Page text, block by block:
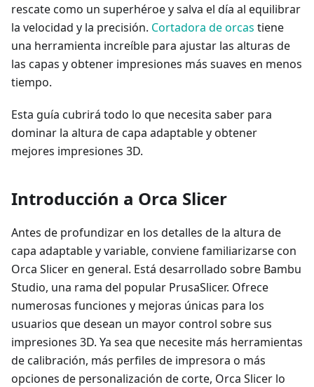
rescate como un superhéroe y salva el día al equilibrar
la velocidad y la precisión. Cortadora de orcas tiene
una herramienta increíble para ajustar las alturas de
las capas y obtener impresiones más suaves en menos
tiempo.
Esta guía cubrirá todo lo que necesita saber para
dominar la altura de capa adaptable y obtener
mejores impresiones 3D.
Introducción a Orca Slicer
Antes de profundizar en los detalles de la altura de
capa adaptable y variable, conviene familiarizarse con
Orca Slicer en general. Está desarrollado sobre Bambu
Studio, una rama del popular PrusaSlicer. Ofrece
numerosas funciones y mejoras únicas para los
usuarios que desean un mayor control sobre sus
impresiones 3D. Ya sea que necesite más herramientas
de calibración, más perfiles de impresora o más
opciones de personalización de corte, Orca Slicer lo